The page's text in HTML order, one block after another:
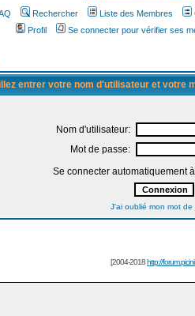
Rechercher Liste des Membres
Profil
Se connecter pour vérifier ses
entrer votre nom d'utilisateur et votre
Nom d'utilisateur:
Mot de passe:
Se connecter automatiquement
J'ai oublié mon mot de
[2004-2018http://